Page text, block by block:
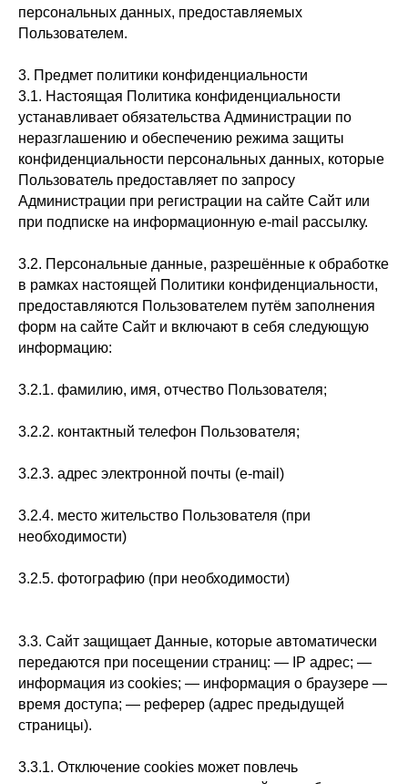
персональных данных, предоставляемых
Пользователем.
3. Предмет политики конфиденциальности
3.1. Настоящая Политика конфиденциальности
устанавливает обязательства Администрации по
неразглашению и обеспечению режима защиты
конфиденциальности персональных данных, которые
Пользователь предоставляет по запросу
Администрации при регистрации на сайте Сайт или
при подписке на информационную e-mail рассылку.
3.2. Персональные данные, разрешённые к обработке
в рамках настоящей Политики конфиденциальности,
предоставляются Пользователем путём заполнения
форм на сайте Сайт и включают в себя следующую
информацию:
3.2.1. фамилию, имя, отчество Пользователя;
3.2.2. контактный телефон Пользователя;
3.2.3. адрес электронной почты (e-mail)
3.2.4. место жительство Пользователя (при
необходимости)
3.2.5. фотографию (при необходимости)
3.3. Сайт защищает Данные, которые автоматически
передаются при посещении страниц: — IP адрес; —
информация из cookies; — информация о браузере —
время доступа; — реферер (адрес предыдущей
страницы).
3.3.1. Отключение cookies может повлечь